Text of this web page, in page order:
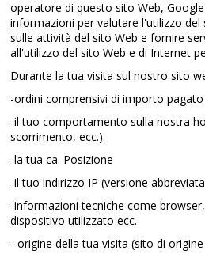
operatore di questo sito Web,
informazioni per valutare l'utilizzo
sulle attività del sito Web e fornire
all'utilizzo del sito Web e di Internet
Durante la tua visita sul nostro sito
-ordini comprensivi di importo
-il tuo comportamento sulla nostra
scorrimento, ecc.).
-la tua ca. Posizione
-il tuo indirizzo IP (versione
-informazioni tecniche come
dispositivo utilizzato ecc.
- origine della tua visita (sito di